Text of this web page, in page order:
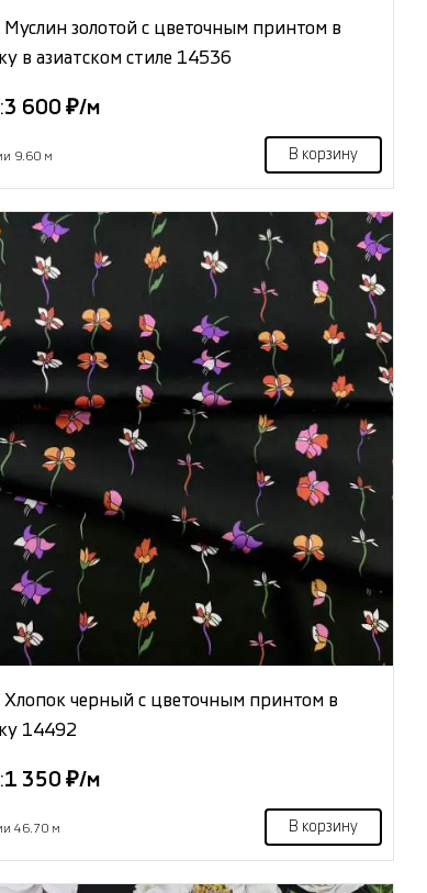
Муслин золотой с цветочным принтом в
в азиатском стиле 14536
3 600 ₽/м
9.60 м В корзину
Хлопок черный с цветочным принтом в
14492
1 350 ₽/м
46.70 м В корзину